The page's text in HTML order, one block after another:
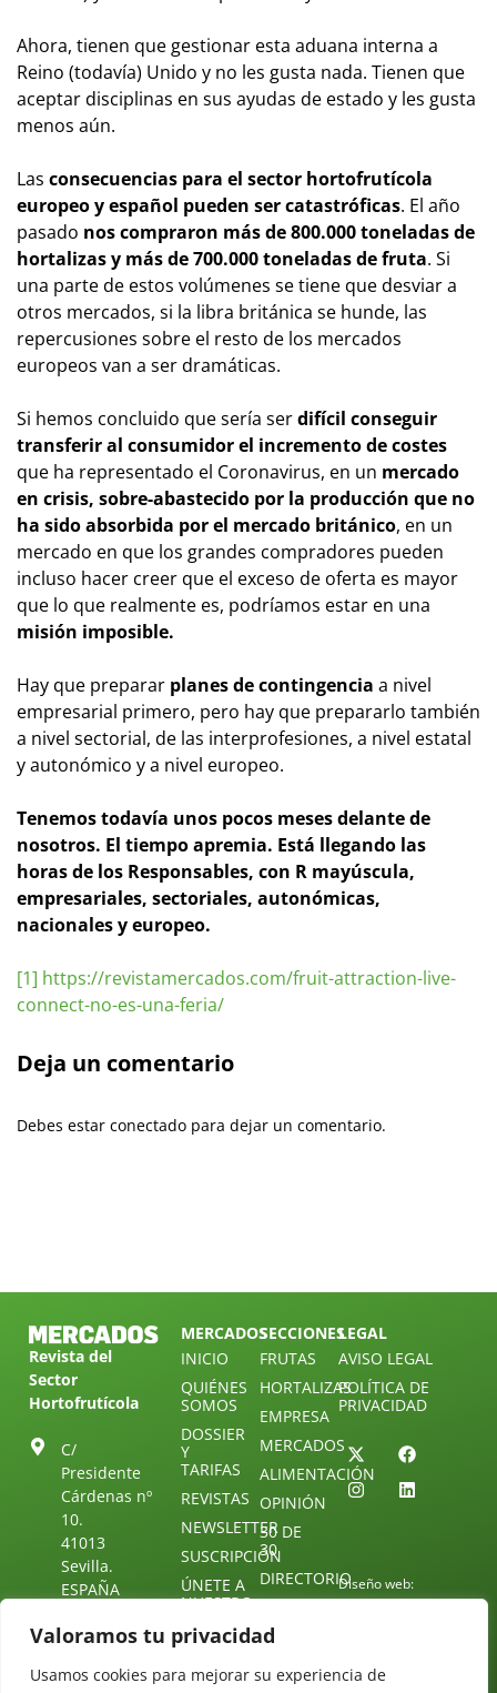
Valoramos tu privacidad
Usamos cookies para mejorar su experiencia de
Ahora, tienen que gestionar esta aduana interna a
Reino (todavía) Unido y no les gusta nada. Tienen que
aceptar disciplinas en sus ayudas de estado y les gusta
menos aún.
Las consecuencias para el sector hortofrutícola
europeo y español pueden ser catastróficas. El año
pasado nos compraron más de 800.000 toneladas de
hortalizas y más de 700.000 toneladas de fruta. Si
una parte de estos volúmenes se tiene que desviar a
otros mercados, si la libra británica se hunde, las
repercusiones sobre el resto de los mercados
europeos van a ser dramáticas.
Si hemos concluido que sería serdifícil conseguir
transferir al consumidor el incremento de costes
que ha representado el Coronavirus, en un mercado
en crisis, sobre-abastecido por la producción que no
ha sido absorbida por el mercado británico, en un
mercado en que los grandes compradores pueden
incluso hacer creer que el exceso de oferta es mayor
que lo que realmente es, podríamos estar en una
misión imposible.
Hay que preparar planes de contingencia a nivel
empresarial primero, pero hay que prepararlo también
a nivel sectorial, de las interprofesiones, a nivel estatal
y autonómico y a nivel europeo.
Tenemos todavía unos pocos meses delante de
nosotros. El tiempo apremia. Está llegando las
horas de los Responsables, con R mayúscula,
empresariales, sectoriales, autonómicas,
nacionales y europeo.
[1] https://revistamercados.com/fruit-attraction-live-
connect-no-es-una-feria/
Deja un comentario
Debes estar conectado para dejar un comentario.
Revista del
Sector
Hortofrutícola
C/
Presidente
Cárdenas nº
10.
41013
Sevilla.
ESPAÑA
25 88 51
redaccion@revistamercados.com
MERCADOS
INICIO
QUIÉNES
SOMOS
DOSSIER
Y
TARIFAS
REVISTAS
NEWSLETTER
SUSCRIPCIÓN
ÚNETE A
NUESTRO
CONTACTO
SECCIONES
FRUTAS
HORTALIZAS
EMPRESA
MERCADOS
ALIMENTACIÓN
OPINIÓN
30 DE
30
DIRECTORIO
LEGAL
AVISO LEGAL
POLÍTICA DE
PRIVACIDAD
Diseño web:
Starenlared